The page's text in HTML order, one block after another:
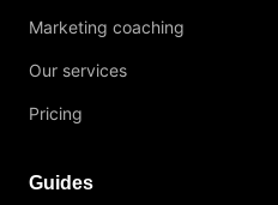
Marketing coaching
Our services
Pricing
Guides